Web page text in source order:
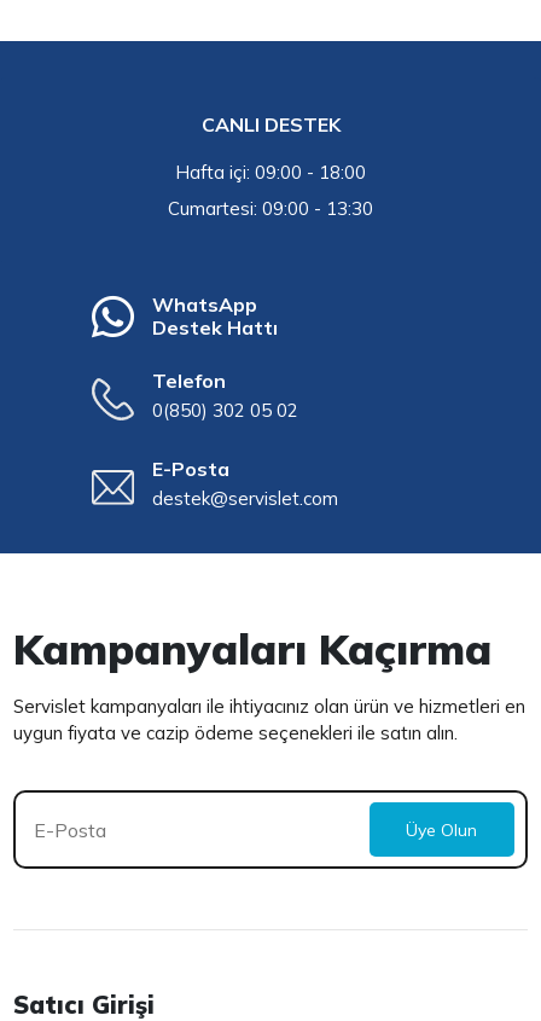
CANLI DESTEK
Hafta içi: 09:00 - 18:00
Cumartesi: 09:00 - 13:30
WhatsApp
Destek Hattı
Telefon
0(850) 302 05 02
E-Posta
destek@servislet.com
Kampanyaları Kaçırma
Servislet kampanyaları ile ihtiyacınız olan ürün ve hizmetleri en
uygun fiyata ve cazip ödeme seçenekleri ile satın alın.
Üye Olun
Satıcı Girişi